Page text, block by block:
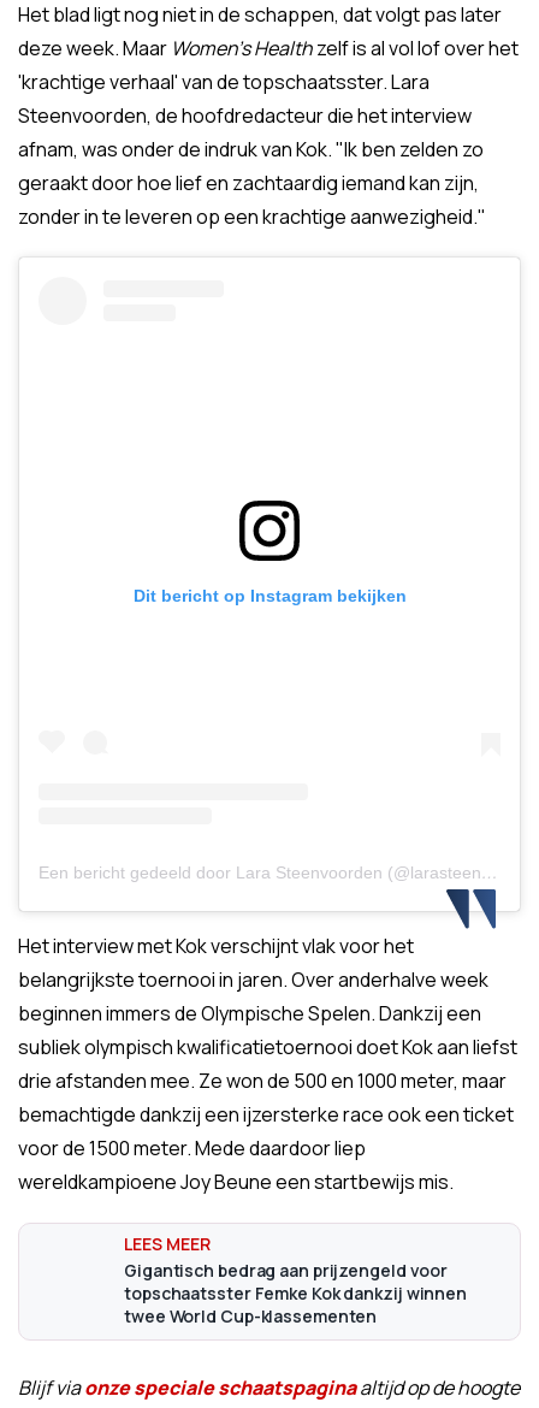
Het blad ligt nog niet in de schappen, dat volgt pas later
deze week. Maar Women's Healthzelf is al vol lof over het
'krachtige verhaal' van de topschaatsster. Lara
Steenvoorden, de hoofdredacteur die het interview
afnam, was onder de indruk van Kok. "Ik ben zelden zo
geraakt door hoe lief en zachtaardig iemand kan zijn,
zonder in te leveren op een krachtige aanwezigheid."
Dit bericht op Instagram bekijken
Een bericht gedeeld door Lara Steenvoorden (@larasteenvoorden)
Het interview met Kok verschijnt vlak voor het
belangrijkste toernooi in jaren. Over anderhalve week
beginnen immers de Olympische Spelen. Dankzij een
subliek olympisch kwalificatietoernooi doet Kok aan liefst
drie afstanden mee. Ze won de 500 en 1000 meter, maar
bemachtigde dankzij een ijzersterke race ook een ticket
voor de 1500 meter. Mede daardoor liep
wereldkampioene Joy Beune een startbewijs mis.
Gigantisch bedrag aan prijzengeld voor
topschaatsster Femke Kok dankzij winnen
twee World Cup-klassementen
Blijf viaonze speciale schaatspaginaaltijd op de hoogte